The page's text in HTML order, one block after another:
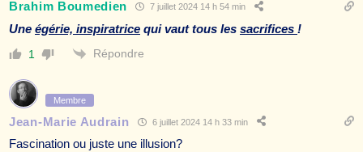
Brahim Boumedien 7 juillet 2024 14 h 54 min
Une égérie, inspiratrice qui vaut tous les sacrifices !
1 Répondre
Membre
Jean-Marie Audrain 6 juillet 2024 14 h 33 min
Fascination ou juste une illusion?